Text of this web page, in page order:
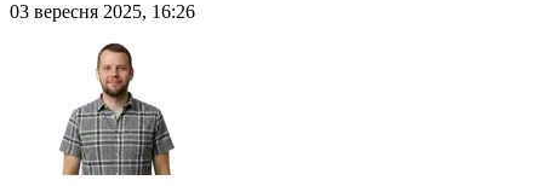
03 вересня 2025, 16:26